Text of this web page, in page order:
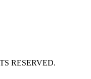
RESERVED.